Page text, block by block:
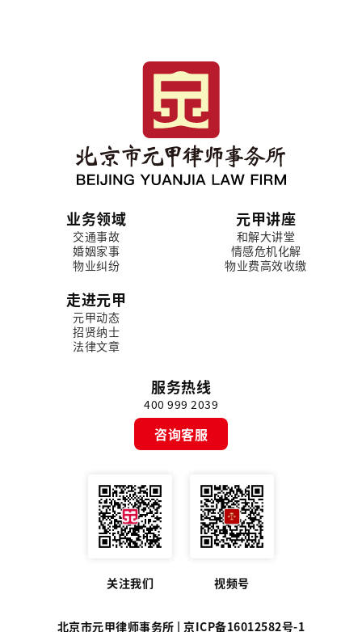
业务领域
交通事故
婚姻家事
物业纠纷
元甲讲座
和解大讲堂
情感危机化解
物业费高效收缴
走进元甲
元甲动态
招贤纳士
法律文章
服务热线
400 999 2039
咨询客服
关注我们 视频号
北京市元甲律师事务所 |京ICP备16012582号-1